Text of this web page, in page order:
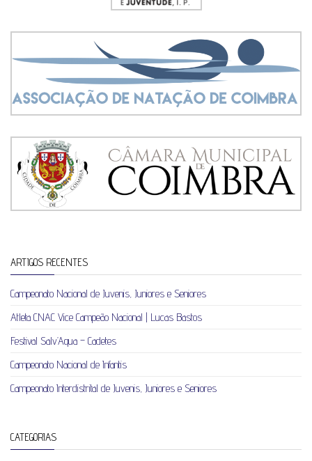
ARTIGOS RECENTES
Campeonato Nacional de Juvenis, Juniores e Seniores
Atleta CNAC Vice Campeão Nacional | Lucas Bastos
Festival Salv’Aqua – Cadetes
Campeonato Nacional de Infantis
Campeonato Interdistrital de Juvenis, Juniores e Seniores
CATEGORIAS